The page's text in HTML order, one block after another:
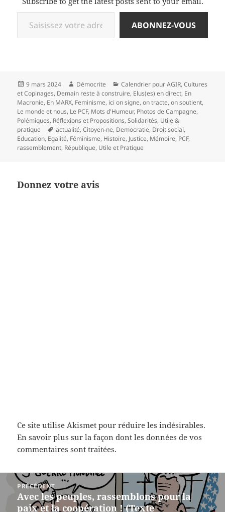
Saisissez votre adresse e-mail…
ABONNEZ-VOUS
Publié
le
9 mars 2024 Auteur
Démocrite Catégories
Calendrier pour AGIR,Cultures
et Copinages, Demain reste à construire, Elus(es) en direct, En
Macronie, En MARX, Feminisme, ici on signe, on tracte, on soutient,
Le monde et nous, Le PCF, Mots d'Humeur, Photos de Campagne,
Polémiques, Réflexions et Propositions,Solidarités, Utile &
pratique
Mots-
clés
actualité,Citoyen-ne, Democratie, Droit social,
Education, Egalité, Féminisme, Histoire, Justice, Mémoire, PCF,
rassemblement, République, Utile et Pratique
Donnez votre avis
Ce site utilise Akismet pour réduire les indésirables.
En savoir plus sur la façon dont les données de vos
commentaires sont traitées.
Navigation
l’article
PRÉCÉDENT
Article
précédent :
Avec les peuples, rassemblons pour la
paix et la coopération ! (Texte